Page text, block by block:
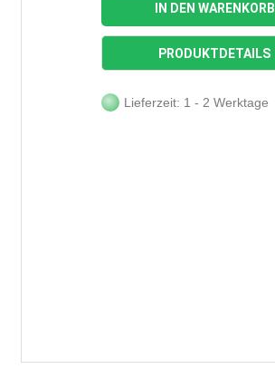
IN DEN WARENKORB
PRODUKTDETAILS
Lieferzeit: 1 - 2 Werktage